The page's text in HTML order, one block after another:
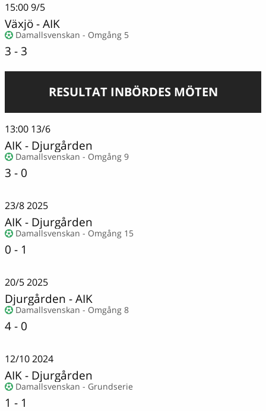
15:009/5
Växjö-AIK
Damallsvenskan - Omgång 5
3 - 3
RESULTAT INBÖRDES MÖTEN
13:00 13/6
AIK- Djurgården
Damallsvenskan - Omgång 9
3 - 0
23/82025
AIK- Djurgården
Damallsvenskan - Omgång 15
0 - 1
20/52025
Djurgården -AIK
Damallsvenskan - Omgång 8
4 - 0
12/102024
AIK- Djurgården
Damallsvenskan - Grundserie
1 - 1